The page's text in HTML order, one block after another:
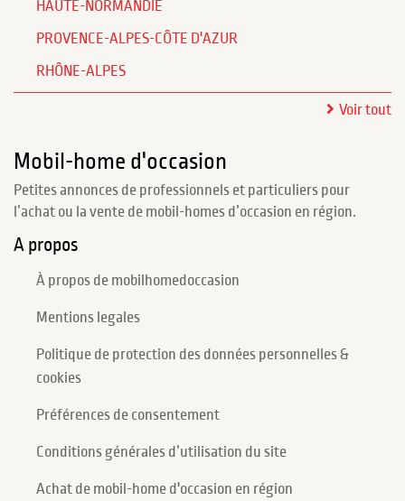
HAUTE-NORMANDIE
PROVENCE-ALPES-CÔTE D'AZUR
RHÔNE-ALPES
Voir tout
Mobil-home d'occasion
Petites annonces de professionnels et particuliers pour
l’achat ou la vente de mobil-homes d’occasion en région.
A propos
À propos de mobilhomedoccasion
Mentions legales
Politique de protection des données personnelles &
cookies
Préférences de consentement
Conditions générales d’utilisation du site
Achat de mobil-home d'occasion en région